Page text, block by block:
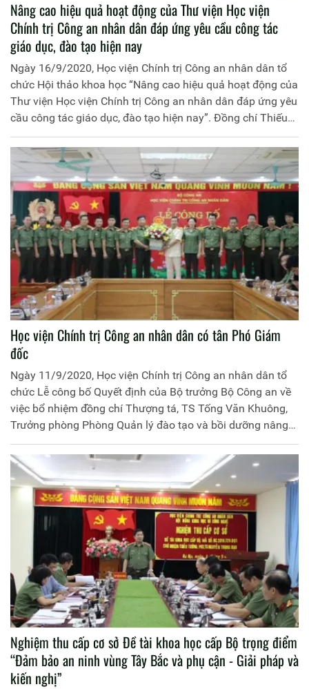
Nâng cao hiệu quả hoạt động của Thư viện Học viện
Chính trị Công an nhân dân đáp ứng yêu cầu công tác
giáo dục, đào tạo hiện nay
Ngày 16/9/2020, Học viện Chính trị Công an nhân dân tổ
chức Hội thảo khoa học “Nâng cao hiệu quả hoạt động của
Thư viện Học viện Chính trị Công an nhân dân đáp ứng yêu
cầu công tác giáo dục, đào tạo hiện nay”. Đồng chí Thiếu
tướng Dương Như Hồng, Phó Giám đốc Học viện Chính trị
Công an nhân dân chủ trì Hội thảo
Học viện Chính trị Công an nhân dân có tân Phó Giám
đốc
Ngày 11/9/2020, Học viện Chính trị Công an nhân dân tổ
chức Lễ công bố Quyết định của Bộ trưởng Bộ Công an về
việc bổ nhiệm đồng chí Thượng tá, TS Tống Văn Khuông,
Trưởng phòng Phòng Quản lý đào tạo và bồi dưỡng nâng
cao giữ chức vụ Phó Giám đốc Học viện Chính trị Công an
nhân dân. Đồng chí Trung tướng, PGS.TS Trần Vi Dân, Bí
thư Đảng ủy, Giám đốc Học viện chủ trì buổi lễ công bố.
Nghiệm thu cấp cơ sở Đề tài khoa học cấp Bộ trọng điểm
“Đảm bảo an ninh vùng Tây Bắc và phụ cận - Giải pháp và
kiến nghị”